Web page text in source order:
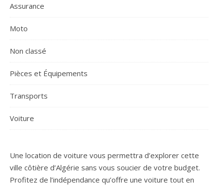
Assurance
Moto
Non classé
Pièces et Équipements
Transports
Voiture
Une location de voiture vous permettra d’explorer cette
ville côtière d’Algérie sans vous soucier de votre budget.
Profitez de l’indépendance qu’offre une voiture tout en